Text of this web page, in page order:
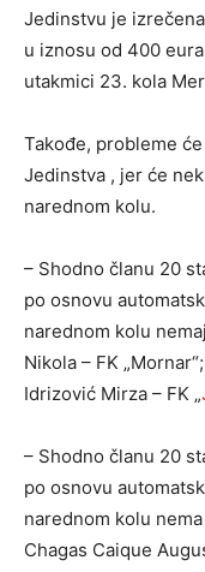
Jedinstvu je
u iznosu od 400
utakmici 23. kola
Takođe, probleme
Jedinstva , jer će
narednom kolu.
– Shodno članu 20
po osnovu
narednom kolu
Nikola – FK
Idrizović Mirza – FK „
– Shodno članu 20
po osnovu
narednom kolu
Chagas Caique